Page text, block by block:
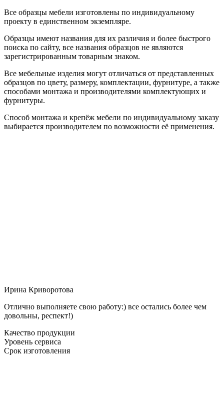
Все образцы мебели изготовлены по индивидуальному
проекту в единственном экземпляре.
Образцы имеют названия для их различия и более быстрого
поиска по сайту, все названия образцов не являются
зарегистрированным товарным знаком.
Все мебельные изделия могут отличаться от представленных
образцов по цвету, размеру, комплектации, фурнитуре, а также
способами монтажа и производителями комплектующих и
фурнитуры.
Способ монтажа и крепёж мебели по индивидуальному заказу
выбирается производителем по возможности её применения.
Ирина Криворотова
Отлично выполняете свою работу:) все остались более чем
довольны, респект!)
Качество продукции
Уровень сервиса
Срок изготовления